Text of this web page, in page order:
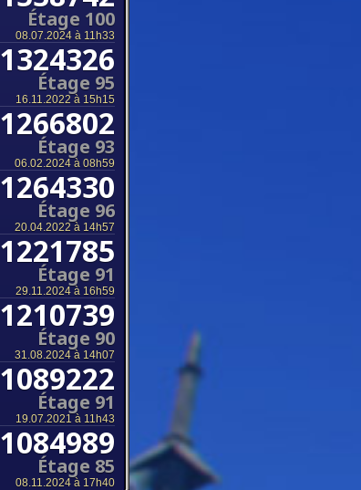
Étage 100
08.07.2024 à 11h33
1324326
Étage 95
16.11.2022 à 15h15
1266802
Étage 93
06.02.2024 à 08h59
1264330
Étage 96
20.04.2022 à 14h57
1221785
Étage 91
29.11.2024 à 16h59
1210739
Étage 90
31.08.2024 à 14h07
1089222
Étage 91
19.07.2021 à 11h43
1084989
Étage 85
08.11.2024 à 17h40